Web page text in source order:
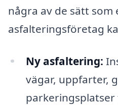
några av de sätt
asfalteringsföretag
Ny asfaltering:
vägar, uppfarter,